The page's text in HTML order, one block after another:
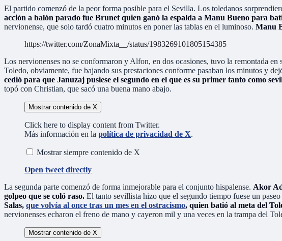
El partido comenzó de la peor forma posible para el Sevilla. Los toledanos
acción a balón parado fue Brunet quien ganó la espalda a Manu Bueno para
nervionense, que solo tardó cuatro minutos en poner las tablas en el luminoso. Manu
https://twitter.com/ZonaMixta__/status/1983269101805154385
Los nervionenses no se conformaron y Alfon, en dos ocasiones, tuvo la remontada
Toledo, obviamente, fue bajando sus prestaciones conforme pasaban los minutos y
cedió para que Januzaj pusiese el segundo en el que es su primer tanto como
topó con Christian, que sacó una buena mano abajo.
Mostrar contenido de X
Click here to display content from Twitter.
Más información en la política de privacidad de X.
Mostrar siempre contenido de X
Open tweet directly
La segunda parte comenzó de forma inmejorable para el conjunto hispalense. Akor
golpeo que se coló raso. El tanto sevillista hizo que el segundo tiempo fuese un
Salas, que volvía al once tras un mes en el ostracismo, quien batió al meta del
nervionenses echaron el freno de mano y cayeron mil y una veces en la trampa del
Mostrar contenido de X